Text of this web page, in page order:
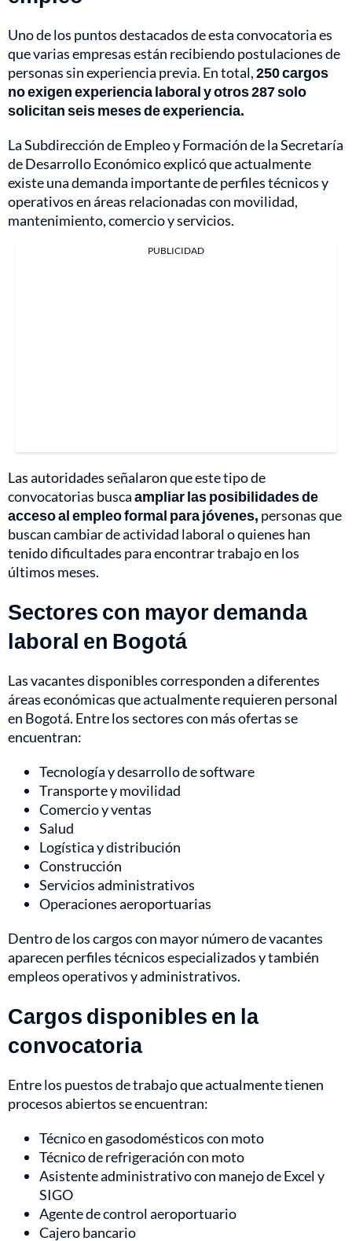
Uno de los puntos destacados de esta convocatoria es
que varias empresas están recibiendo postulaciones de
personas sin experiencia previa. En total,250 cargos
no exigen experiencia laboral y otros 287 solo
solicitan seis meses de experiencia.
La Subdirección de Empleo y Formación de la Secretaría
de Desarrollo Económico explicó que actualmente
existe una demanda importante de perfiles técnicos y
operativos en áreas relacionadas con movilidad,
mantenimiento, comercio y servicios.
PUBLICIDAD
Las autoridades señalaron que este tipo de
convocatorias buscaampliar las posibilidades de
acceso al empleo formal para jóvenes, personas que
buscan cambiar de actividad laboral o quienes han
tenido dificultades para encontrar trabajo en los
últimos meses.
Sectores con mayor demanda
laboral en Bogotá
Las vacantes disponibles corresponden a diferentes
áreas económicas que actualmente requieren personal
en Bogotá. Entre los sectores con más ofertas se
encuentran:
Tecnología y desarrollo de software
Transporte y movilidad
Comercio y ventas
Salud
Logística y distribución
Construcción
Servicios administrativos
Operaciones aeroportuarias
Dentro de los cargos con mayor número de vacantes
aparecen perfiles técnicos especializados y también
empleos operativos y administrativos.
Cargos disponibles en la
convocatoria
Entre los puestos de trabajo que actualmente tienen
procesos abiertos se encuentran:
Técnico en gasodomésticos con moto
Técnico de refrigeración con moto
Asistente administrativo con manejo de Excel y
SIGO
Agente de control aeroportuario
Cajero bancario